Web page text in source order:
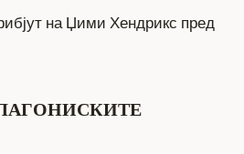
на Џими Хендрикс пред